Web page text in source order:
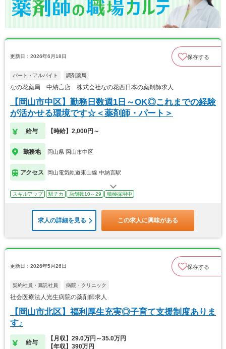
更新日：2026年6月18日 保存する
パート・アルバイト 調剤薬局
なの花薬局 中納言店 株式会社なの花西日本の薬剤師求人
【岡山市中区】勤務日数週1日～OK◎これまでの経験
が活かせる環境です☆＜薬剤師・パート＞
給与 【時給】2,000円～
勤務地 岡山県 岡山市中区
アクセス 岡山電気軌道東山線 中納言駅
スキルアップ 駅チカ 店舗数10～29 積極採用中
求人の詳細を見る この求人に興味がある
更新日：2026年5月26日 保存する
契約社員・嘱託社員 病院・クリニック
社会医療法人光生病院の薬剤師求人
【岡山市北区】福利厚生充実◎子育て支援制度ありま
す♪
給与
【月収】29.0万円～35.0万円
【年収】390万円